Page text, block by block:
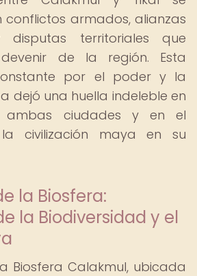
armados, alianzas
disputas territoriales que
de la región. Esta
por el poder y la
dejó una huella indeleble en
ciudades y en el
civilización maya en su
la Biosfera:
la Biodiversidad y el
Biosfera Calakmul, ubicada